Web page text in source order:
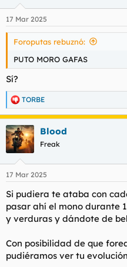
e
s
17 Mar 2025
Foroputas rebuznó:
PUTO MORO GAFAS
Sí?
R
e
a
c
c
i
e
:
TORBE
Blood
Freak
17 Mar 2025
Si pudiera te ataba con
pasar ahí el mono durante
y verduras y dándote de
Con posibilidad de que
pudiéramos ver tu